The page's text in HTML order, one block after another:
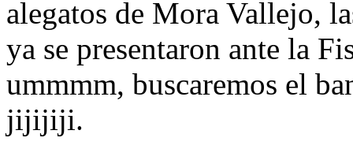
alegatos de Mora Vallejo,
ya se presentaron ante la
ummmm, buscaremos el
jijijiji.